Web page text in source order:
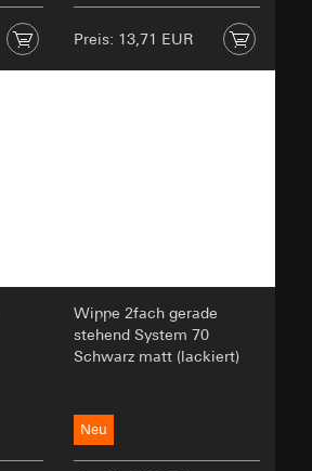
Preis: 13,71 EUR
Wippe 2fach gerade
stehend System 70
Schwarz matt (lackiert)
Neu